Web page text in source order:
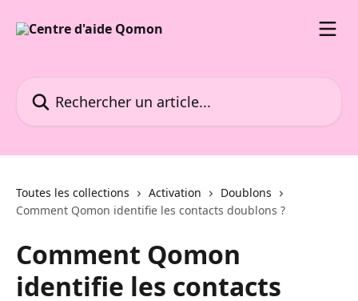
Toutes les collections Activation
Doublons
Comment Qomon identifie les contacts doublons ?
Comment Qomon
identifie les contacts